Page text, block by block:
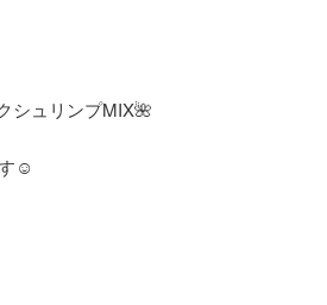
シュリンプMIX🌺
☺️